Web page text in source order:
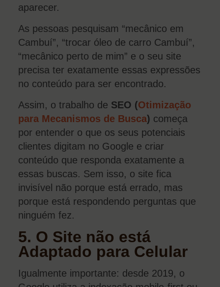
aparecer.
As pessoas pesquisam “mecânico em
Cambuí”, “trocar óleo de carro Cambuí”,
“mecânico perto de mim” e o seu site
precisa ter exatamente essas expressões
no conteúdo para ser encontrado.
Assim, o trabalho de SEO (Otimização
para Mecanismos de Busca) começa
por entender o que os seus potenciais
clientes digitam no Google e criar
conteúdo que responda exatamente a
essas buscas. Sem isso, o site fica
invisível não porque está errado, mas
porque está respondendo perguntas que
ninguém fez.
5. O Site não está
Adaptado para Celular
Igualmente importante: desde 2019, o